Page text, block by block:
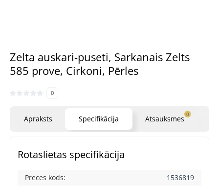
Zelta auskari-puseti, Sarkanais Zelts
585 prove, Cirkoni, Pērles
0
Apraksts Specifikācija Atsauksmes 0
Rotaslietas specifikācija
Preces kods:
1536819